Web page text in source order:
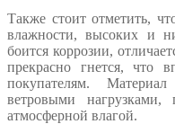
Также стоит отметить,
влажности, высоких и
боится коррозии,
прекрасно гнется, что
покупателям.
ветровыми нагрузками,
атмосферной влагой.